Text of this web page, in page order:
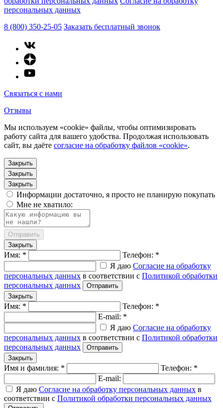
персональных данных
8 (800) 350-25-05 Заказать бесплатный звонок
Связаться с нами
Отзывы
Мы используем «cookie» файлы, чтобы оптимизировать
работу сайта для вашего удобства. Продолжая использовать
сайт, вы даёте согласие на обработку файлов «cookie».
Закрыть
Закрыть
Закрыть
Информации достаточно, я просто не планирую покупать
Мне не хватило:
Отправить
Закрыть
Имя: *
Телефон: *
Я даю Согласие на обработку
персональных данных в соответствии с Политикой обработки
персональных данных
Отправить
Закрыть
Имя: *
Телефон: *
E-mail: *
Я даю Согласие на обработку
персональных данных в соответствии с Политикой обработки
персональных данных
Отправить
Закрыть
Имя и фамилия: *
Телефон: *
E-mail:
Я даю Согласие на обработку персональных данных в
соответствии с Политикой обработки персональных данных